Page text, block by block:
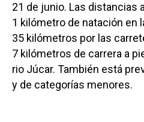
21 de junio. Las distancias
1 kilómetro de natación en
35 kilómetros por las
7 kilómetros de carrera a
rio Júcar. También está
y de categorías menores.